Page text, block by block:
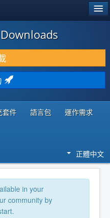
套件 語言包 運作需求
正體中文
in your
community by